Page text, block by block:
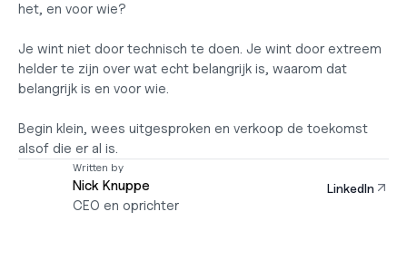
het, en voor wie?
Je wint niet door technisch te doen. Je wint door extreem
helder te zijn over wat echt belangrijk is, waarom dat
belangrijk is en voor wie.
Begin klein, wees uitgesproken en verkoop de toekomst
alsof die er al is.
Written by
Nick Knuppe
CEO en oprichter
LinkedIn